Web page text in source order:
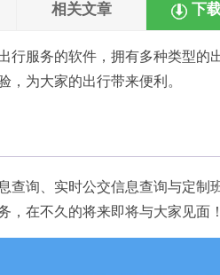
相关文章 下
行服务的软件，拥有多种类型
，为大家的出行带来便利。
查询、实时公交信息查询与定制
，在不久的将来即将与大家见面！